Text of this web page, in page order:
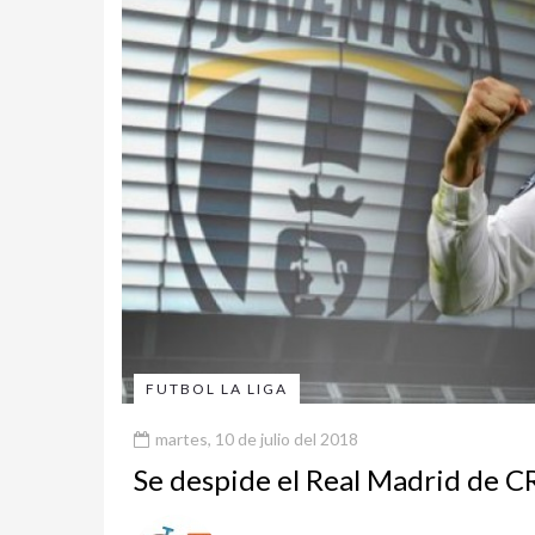
FUTBOL LA LIGA
martes, 10 de julio del 2018
Se despide el Real Madrid de